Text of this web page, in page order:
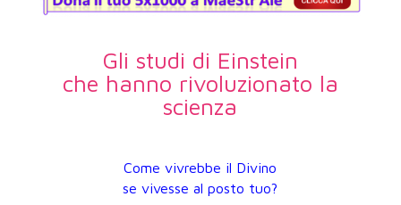
Gli studi di Einstein
che hanno rivoluzionato la
scienza
Come vivrebbe il Divino
se vivesse al posto tuo?